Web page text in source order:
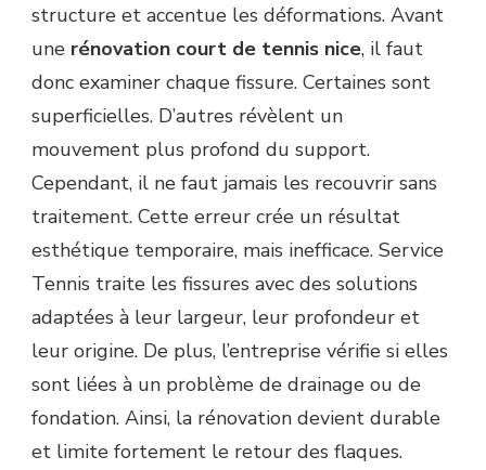
structure et accentue les déformations. Avant
une rénovation court de tennis nice, il faut
donc examiner chaque fissure. Certaines sont
superficielles. D’autres révèlent un
mouvement plus profond du support.
Cependant, il ne faut jamais les recouvrir sans
traitement. Cette erreur crée un résultat
esthétique temporaire, mais inefficace. Service
Tennis traite les fissures avec des solutions
adaptées à leur largeur, leur profondeur et
leur origine. De plus, l’entreprise vérifie si elles
sont liées à un problème de drainage ou de
fondation. Ainsi, la rénovation devient durable
et limite fortement le retour des flaques.